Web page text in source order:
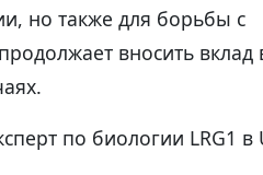
но также для борьбы с
вносить вклад
по биологии LRG1 в